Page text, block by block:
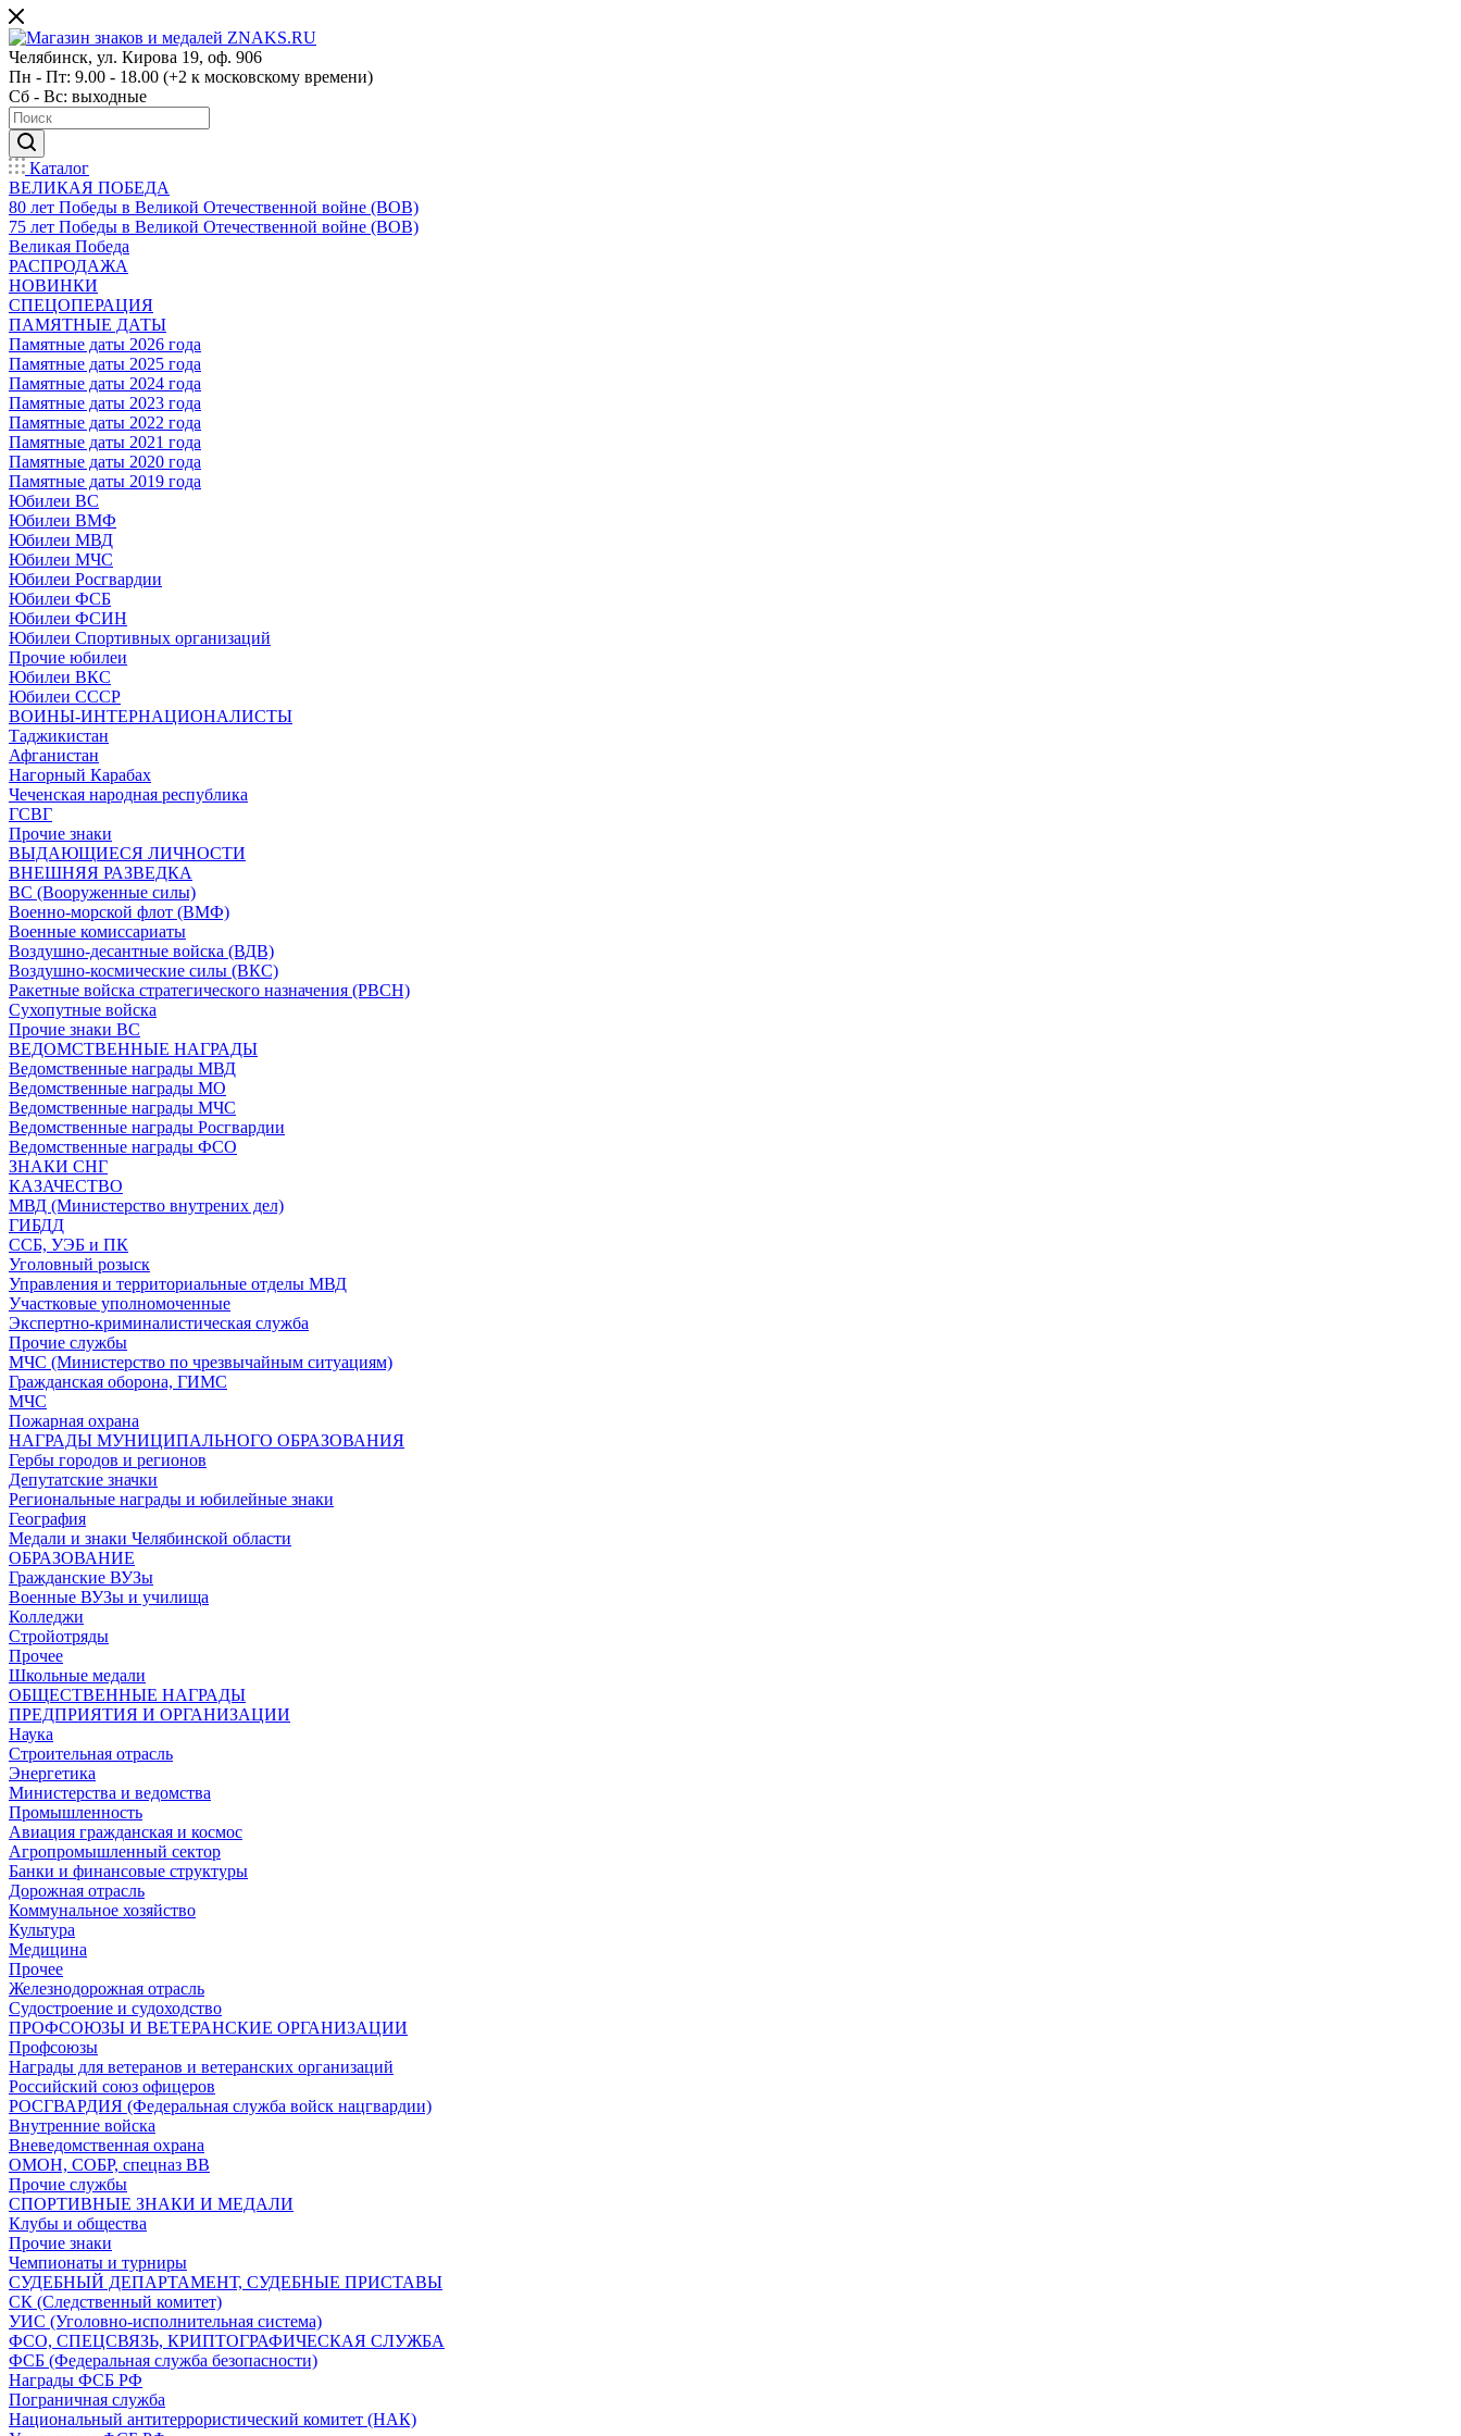
Челябинск, ул. Кирова 19, оф. 906
Пн - Пт: 9.00 - 18.00 (+2 к московскому времени)
Сб - Вс: выходные
Каталог
ВЕЛИКАЯ ПОБЕДА
80 лет Победы в Великой Отечественной войне (ВОВ)
75 лет Победы в Великой Отечественной войне (ВОВ)
Великая Победа
РАСПРОДАЖА
НОВИНКИ
СПЕЦОПЕРАЦИЯ
ПАМЯТНЫЕ ДАТЫ
Памятные даты 2026 года
Памятные даты 2025 года
Памятные даты 2024 года
Памятные даты 2023 года
Памятные даты 2022 года
Памятные даты 2021 года
Памятные даты 2020 года
Памятные даты 2019 года
Юбилеи ВС
Юбилеи ВМФ
Юбилеи МВД
Юбилеи МЧС
Юбилеи Росгвардии
Юбилеи ФСБ
Юбилеи ФСИН
Юбилеи Спортивных организаций
Прочие юбилеи
Юбилеи ВКС
Юбилеи СССР
ВОИНЫ-ИНТЕРНАЦИОНАЛИСТЫ
Таджикистан
Афганистан
Нагорный Карабах
Чеченская народная республика
ГСВГ
Прочие знаки
ВЫДАЮЩИЕСЯ ЛИЧНОСТИ
ВНЕШНЯЯ РАЗВЕДКА
ВС (Вооруженные силы)
Военно-морской флот (ВМФ)
Военные комиссариаты
Воздушно-десантные войска (ВДВ)
Воздушно-космические силы (ВКС)
Ракетные войска стратегического назначения (РВСН)
Сухопутные войска
Прочие знаки ВС
ВЕДОМСТВЕННЫЕ НАГРАДЫ
Ведомственные награды МВД
Ведомственные награды МО
Ведомственные награды МЧС
Ведомственные награды Росгвардии
Ведомственные награды ФСО
ЗНАКИ СНГ
КАЗАЧЕСТВО
МВД (Министерство внутрених дел)
ГИБДД
ССБ, УЭБ и ПК
Уголовный розыск
Управления и территориальные отделы МВД
Участковые уполномоченные
Экспертно-криминалистическая служба
Прочие службы
МЧС (Министерство по чрезвычайным ситуациям)
Гражданская оборона, ГИМС
МЧС
Пожарная охрана
НАГРАДЫ МУНИЦИПАЛЬНОГО ОБРАЗОВАНИЯ
Гербы городов и регионов
Депутатские значки
Региональные награды и юбилейные знаки
География
Медали и знаки Челябинской области
ОБРАЗОВАНИЕ
Гражданские ВУЗы
Военные ВУЗы и училища
Колледжи
Стройотряды
Прочее
Школьные медали
ОБЩЕСТВЕННЫЕ НАГРАДЫ
ПРЕДПРИЯТИЯ И ОРГАНИЗАЦИИ
Наука
Строительная отрасль
Энергетика
Министерства и ведомства
Промышленность
Авиация гражданская и космос
Агропромышленный сектор
Банки и финансовые структуры
Дорожная отрасль
Коммунальное хозяйство
Культура
Медицина
Прочее
Железнодорожная отрасль
Судостроение и судоходство
ПРОФСОЮЗЫ И ВЕТЕРАНСКИЕ ОРГАНИЗАЦИИ
Профсоюзы
Награды для ветеранов и ветеранских организаций
Российский союз офицеров
РОСГВАРДИЯ (Федеральная служба войск нацгвардии)
Внутренние войска
Вневедомственная охрана
ОМОН, СОБР, спецназ ВВ
Прочие службы
СПОРТИВНЫЕ ЗНАКИ И МЕДАЛИ
Клубы и общества
Прочие знаки
Чемпионаты и турниры
СУДЕБНЫЙ ДЕПАРТАМЕНТ, СУДЕБНЫЕ ПРИСТАВЫ
СК (Следственный комитет)
УИС (Уголовно-исполнительная система)
ФСО, СПЕЦСВЯЗЬ, КРИПТОГРАФИЧЕСКАЯ СЛУЖБА
ФСБ (Федеральная служба безопасности)
Награды ФСБ РФ
Пограничная служба
Национальный антитеррористический комитет (НАК)